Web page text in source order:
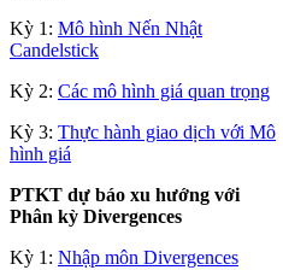
Kỳ 1: Mô hình Nến Nhật
Candelstick
Kỳ 2: Các mô hình giá quan trọng
Kỳ 3: Thực hành giao dịch với Mô
hình giá
PTKT dự báo xu hướng với
Phân kỳ Divergences
Kỳ 1: Nhập môn Divergences